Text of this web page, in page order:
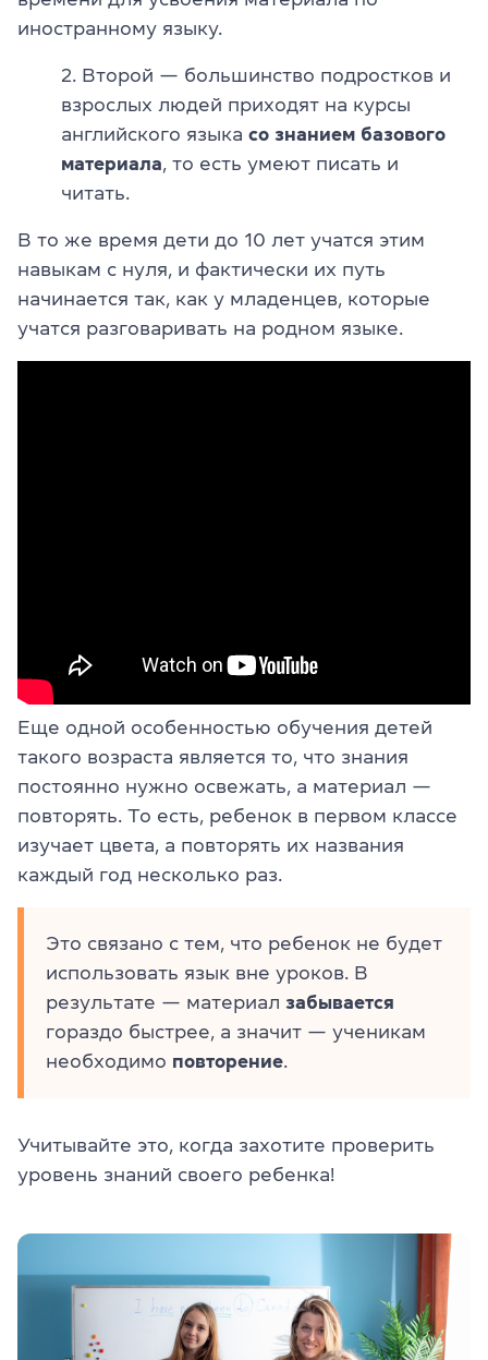
иностранному языку.
2. Второй — большинство подростков и
взрослых людей приходят на курсы
английского языка со знанием базового
материала , то есть умеют писать и
читать.
В то же время дети до 10 лет учатся этим
навыкам с нуля, и фактически их путь
начинается так, как у младенцев, которые
учатся разговаривать на родном языке.
Еще одной особенностью обучения детей
такого возраста является то, что знания
постоянно нужно освежать, а материал —
повторять. То есть, ребенок в первом классе
изучает цвета, а повторять их названия
каждый год несколько раз.
Это связано с тем, что ребенок не будет
использовать язык вне уроков. В
результате — материал забывается
гораздо быстрее, а значит — ученикам
необходимо повторение
Учитывайте это, когда захотите проверить
уровень знаний своего ребенка!